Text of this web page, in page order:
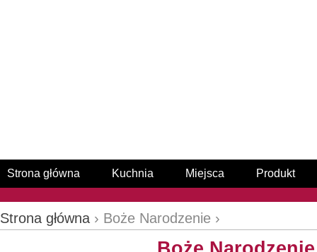
Strona główna Kuchnia Miejsca Produkt
Strona główna › Boże Narodzenie ›